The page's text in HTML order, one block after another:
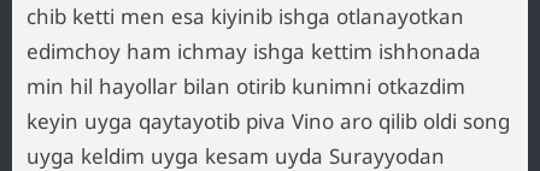
chib ketti men esa kiyinib ishga otlanayotkan
edimchoy ham ichmay ishga kettim ishhonada
min hil hayollar bilan otirib kunimni otkazdim
keyin uyga qaytayotib piva Vino aro qilib oldi song
uyga keldim uyga kesam uyda Surayyodan